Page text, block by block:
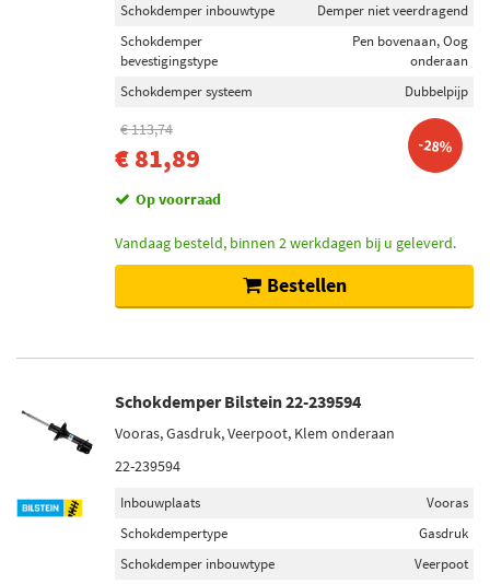
Schokdemper inbouwtype
Demper niet veerdragend
Schokdemper
bevestigingstype
Pen bovenaan, Oog
onderaan
Schokdemper systeem
Dubbelpijp
€ 113,74
€ 81,89 -28%
Op voorraad
Vandaag besteld, binnen 2 werkdagen bij u geleverd.
Bestellen
Schokdemper Bilstein 22-239594
Vooras, Gasdruk, Veerpoot, Klem onderaan
22-239594
Inbouwplaats
Vooras
Schokdempertype
Gasdruk
Schokdemper inbouwtype
Veerpoot